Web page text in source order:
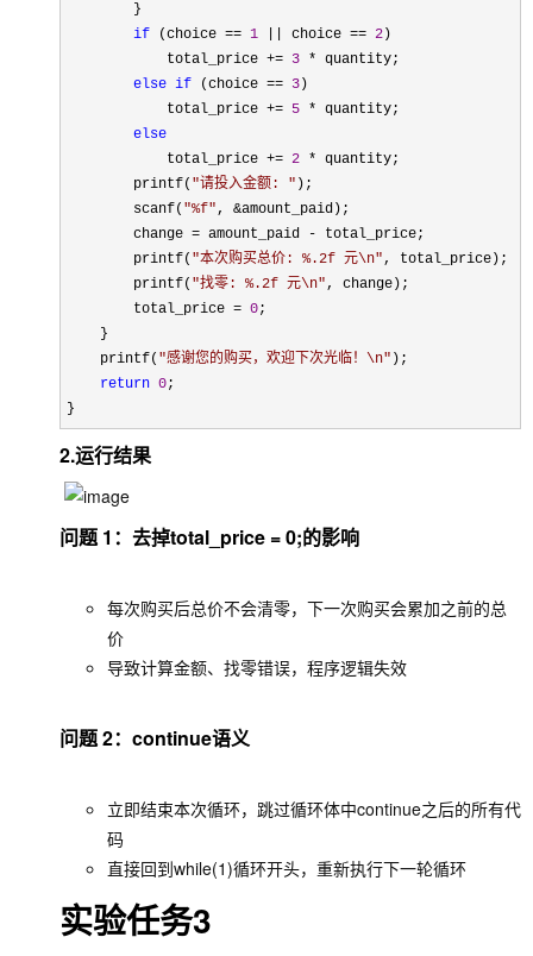
        }
if (choice == 1 || choice == 2 )
            total_price
+= 3 * quantity;
else if (choice == 3 )
            total_price
+= 5 * quantity;
else
            total_price
+= 2 * quantity;
        printf(
"请投入金额: " );
        scanf(
"%f", &amount_paid);
        change
= amount_paid - total_price;
        printf(
"本次购买总价: %.2f 元\n", total_price);
        printf(
"找零: %.2f 元\n", change);
        total_price
= 0;
    }
    printf(
"感谢您的购买，欢迎下次光临！\n" );
return 0;
}
2.运行结果
问题 1：去掉total_price = 0;的影响
每次购买后总价不会清零，下一次购买会累加之前的总
价
导致计算金额、找零错误，程序逻辑失效
问题 2： continue语义
立即结束本次循环，跳过循环体中continue之后的所有代
码
直接回到while(1)循环开头，重新执行下一轮循环
实验任务3